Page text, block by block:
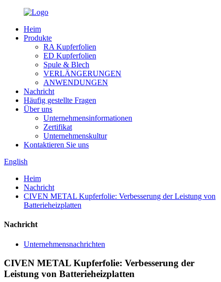
Heim
Produkte
RA Kupferfolien
ED Kupferfolien
Spule & Blech
VERLÄNGERUNGEN
ANWENDUNGEN
Nachricht
Häufig gestellte Fragen
Über uns
Unternehmensinformationen
Zertifikat
Unternehmenskultur
Kontaktieren Sie uns
English
Heim
Nachricht
CIVEN METAL Kupferfolie: Verbesserung der Leistung von
Batterieheizplatten
Nachricht
Unternehmensnachrichten
CIVEN METAL Kupferfolie: Verbesserung der
Leistung von Batterieheizplatten